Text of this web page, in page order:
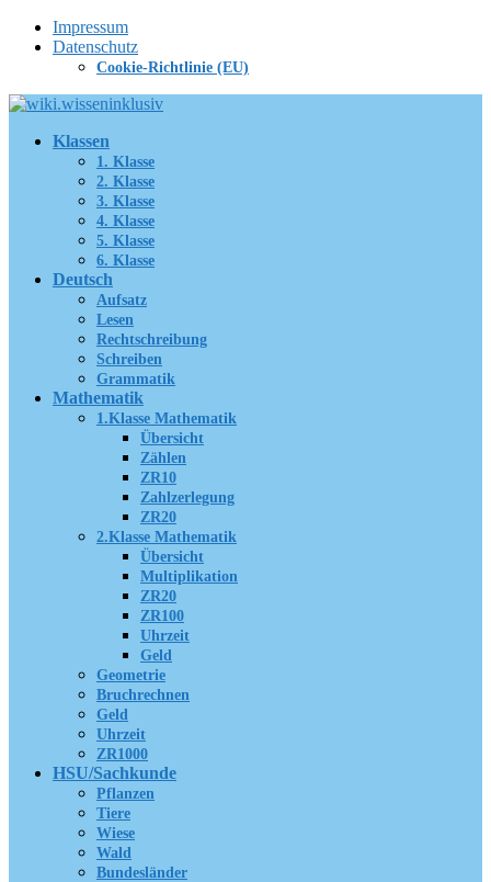
Zum
Inhalt
Impressum
Datenschutz
Cookie-Richtlinie (EU)
Klassen
1. Klasse
2. Klasse
3. Klasse
4. Klasse
5. Klasse
6. Klasse
Deutsch
Aufsatz
Lesen
Rechtschreibung
Schreiben
Grammatik
Mathematik
1.Klasse Mathematik
Übersicht
Zählen
ZR10
Zahlzerlegung
ZR20
2.Klasse Mathematik
Übersicht
Multiplikation
ZR20
ZR100
Uhrzeit
Geld
Geometrie
Bruchrechnen
Geld
Uhrzeit
ZR1000
HSU/Sachkunde
Pflanzen
Tiere
Wiese
Wald
Bundesländer